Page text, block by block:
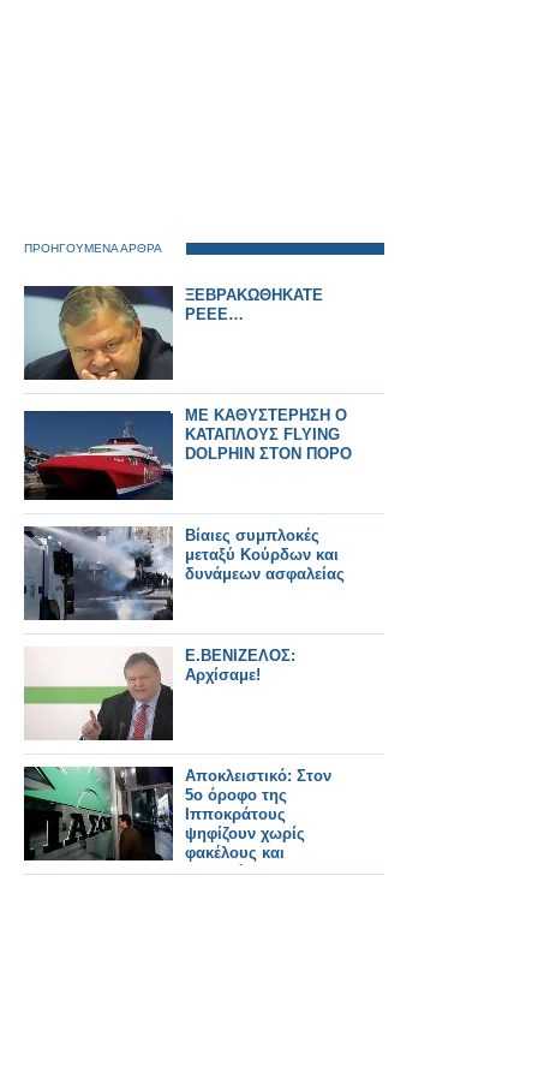
ΠΡΟΗΓΟΥΜΕΝΑ ΑΡΘΡΑ
ΞΕΒΡΑΚΩΘΗΚΑΤΕ
ΡΕΕΕ…
ΜΕ ΚΑΘΥΣΤΕΡΗΣΗ Ο
ΚΑΤΑΠΛΟΥΣ FLYING
DOLPHIN ΣΤΟΝ ΠΟΡΟ
Βίαιες συμπλοκές
μεταξύ Κούρδων και
δυνάμεων ασφαλείας
E.ΒΕΝΙΖΕΛΟΣ:
Αρχίσαμε!
Αποκλειστικό: Στον
5ο όροφο της
Ιπποκράτους
ψηφίζουν χωρίς
φακέλους και
μυστικότητα!!!!!!!!